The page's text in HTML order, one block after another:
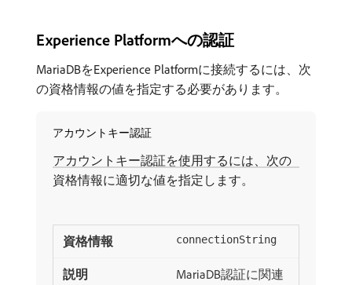
Experience Platformへの認証
MariaDBをExperience Platformに接続するには、次
の資格情報の値を指定する必要があります。
アカウントキー認証
アカウントキー認証を使用するには、次の
資格情報に適切な値を指定します。
connectionString
MariaDB認証に関連